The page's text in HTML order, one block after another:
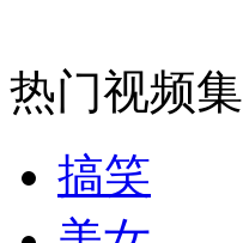
热门视频集
搞笑